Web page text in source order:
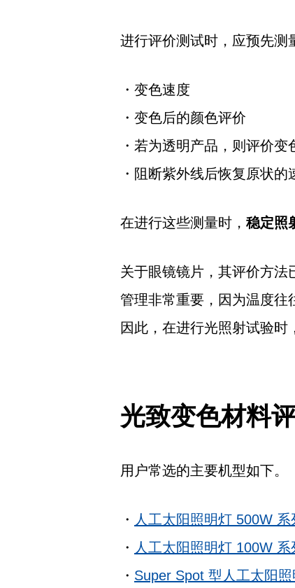
进行评价测试时，应预先测
・变色速度
・变色后的颜色评价
・若为透明产品，则评价
・阻断紫外线后恢复原状的
在进行这些测量时， 稳定照
关于眼镜镜片，其评价方
管理非常重要，因为温度往
因此，在进行光照射试验时
光致变色材料
用户常选的主要机型如下。
・ 人工太阳照明灯 500W 系
・ 人工太阳照明灯 100W 系
・ Super Spot 型人工太阳